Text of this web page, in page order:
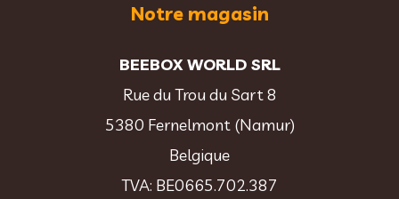
Notre magasin
BEEBOX WORLD SRL
Rue du Trou du Sart 8
5380 Fernelmont (Namur)
Belgique
TVA: BE0665.702.387